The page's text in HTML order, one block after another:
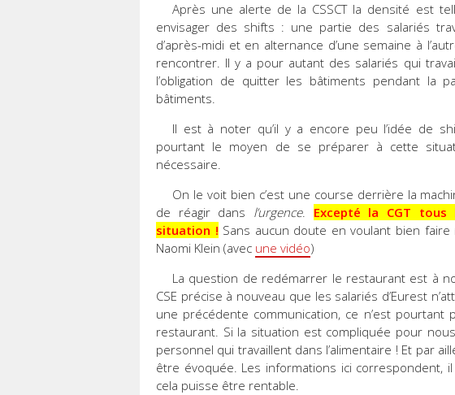
Après une alerte de la CSSCT la densité est
envisager des shifts : une partie des salariés
d’après-midi et en alternance d’une semaine à
rencontrer. Il y a pour autant des salariés qui
l’obligation de quitter les bâtiments pendant la
bâtiments.
Il est à noter qu’il y a encore peu l’idée de
pourtant le moyen de se préparer à cette
nécessaire.
On le voit bien c’est une course derrière la
de réagir dans l’urgence. Excepté la CGT
situation ! Sans aucun doute en voulant bien
Naomi Klein (avec une vidéo)
La question de redémarrer le restaurant est à
CSE précise à nouveau que les salariés d’Eurest
une précédente communication, ce n’est pourtant
restaurant. Si la situation est compliquée pour
personnel qui travaillent dans l’alimentaire ! Et par
être évoquée. Les informations ici correspondent,
cela puisse être rentable.